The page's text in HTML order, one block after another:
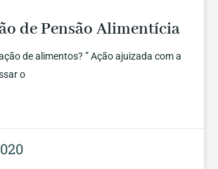
de Pensão Alimentícia
de alimentos? ” Ação ajuizada com a
o